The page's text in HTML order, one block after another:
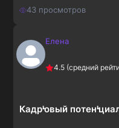
43 просмотров
400 ₽Елена
4.5 (средний
Кадрᡃовый